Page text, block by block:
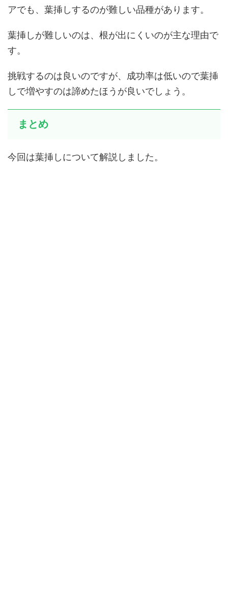
アでも、葉挿しするのが難しい品種があります。
葉挿しが難しいのは、根が出にくいのが主な理由で
す。
挑戦するのは良いのですが、成功率は低いので葉挿
しで増やすのは諦めたほうが良いでしょう。
まとめ
今回は葉挿しについて解説しました。